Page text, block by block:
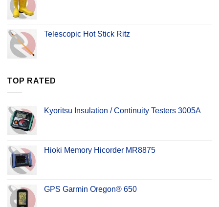
Telescopic Hot Stick Ritz
TOP RATED
Kyoritsu Insulation / Continuity Testers 3005A
Hioki Memory Hicorder MR8875
GPS Garmin Oregon® 650